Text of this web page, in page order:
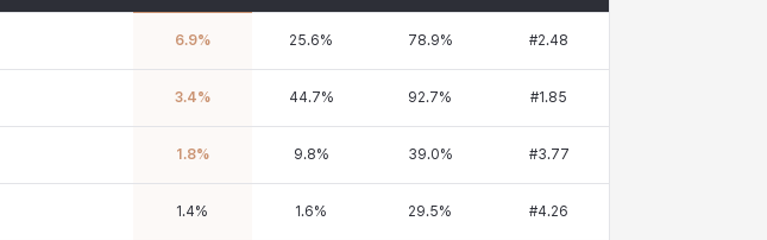
6.9% 25.6% 78.9% #2.48
3.4% 44.7% 92.7% #1.85
1.8% 9.8% 39.0% #3.77
1.4% 1.6% 29.5% #4.26